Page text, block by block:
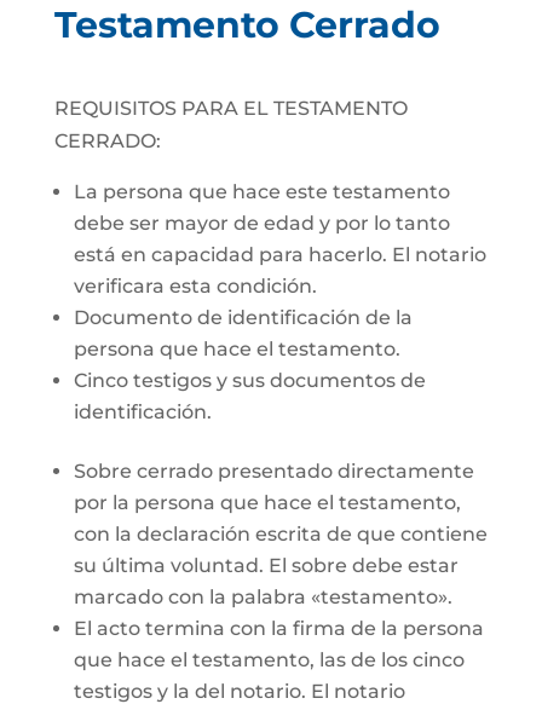
Testamento Cerrado
REQUISITOS PARA EL TESTAMENTO
CERRADO:
La persona que hace este testamento
debe ser mayor de edad y por lo tanto
está en capacidad para hacerlo. El notario
verificara esta condición.
Documento de identificación de la
persona que hace el testamento.
Cinco testigos y sus documentos de
identificación.
Sobre cerrado presentado directamente
por la persona que hace el testamento,
con la declaración escrita de que contiene
su última voluntad. El sobre debe estar
marcado con la palabra «testamento».
El acto termina con la firma de la persona
que hace el testamento, las de los cinco
testigos y la del notario. El notario